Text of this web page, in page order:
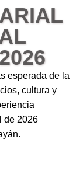
esperada de la
cultura y
de 2026